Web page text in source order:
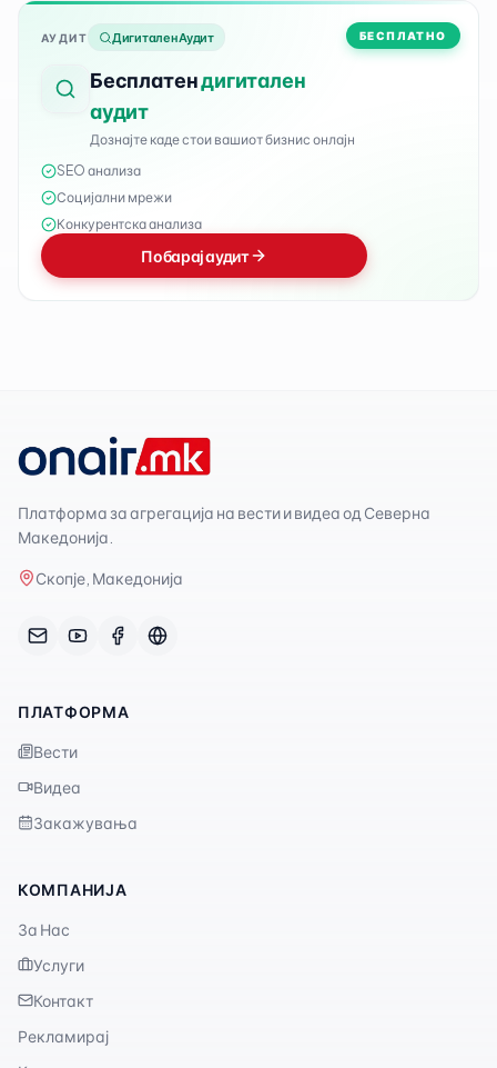
БЕСПЛАТНО
АУДИТ Дигитален Аудит
Бесплатендигитален
аудит
Дознајте каде стои вашиот бизнис онлајн
SEO анализа
Социјални мрежи
Конкурентска анализа
Побарај аудит
Платформа за агрегација на вести и видеа од Северна
Македонија.
Скопје, Македонија
ПЛАТФОРМА
Вести
Видеа
Закажувања
КОМПАНИЈА
За Нас
Услуги
Контакт
Рекламирај